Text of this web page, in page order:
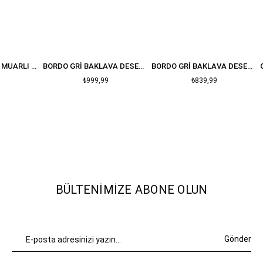
BEYAZ YAKASI FERMUARLI BALIKÇI YAKA YUMOŞ KAZAK BORDO GRI BAKLAVA DESENLI BISIKLET YAKA KAZAK
₺999,99
BORDO GRI BAKLAVA DESENLI OVERSIZE KAZAK
₺839,99
BÜLTENIMIZE ABONE OLUN
Gönder